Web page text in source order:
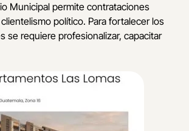
Municipal permite contrataciones
político. Para fortalecer los
se requiere profesionalizar, capacitar